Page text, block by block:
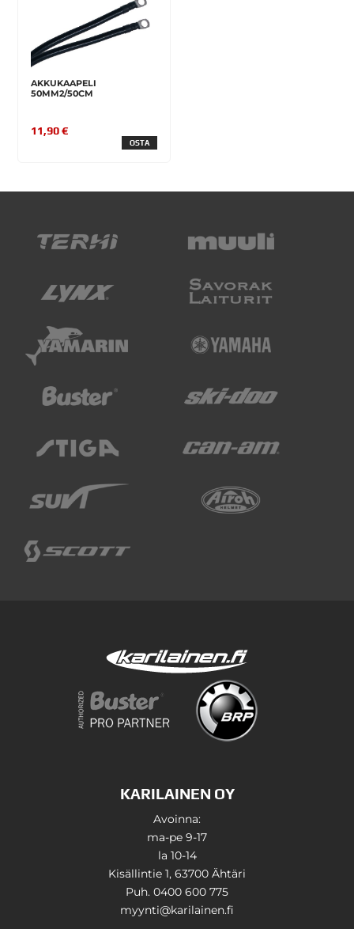
AKKUKAAPELI
50MM2/50CM
11,90 €
OSTA
KARILAINEN OY
Avoinna:
ma-pe 9-17
la 10-14
Kisällintie 1, 63700 Ähtäri
Puh. 0400 600 775
myynti@karilainen.fi